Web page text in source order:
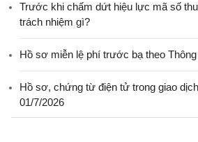
Trước khi chấm dứt hiệu lực mã số
trách nhiệm gì?
Hồ sơ miễn lệ phí trước bạ theo
Hồ sơ, chứng từ điện tử trong giao
01/7/2026